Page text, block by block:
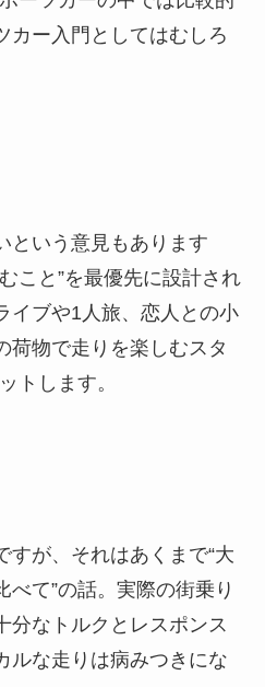
カー入門としてはむしろ
という意見もあります
こと”を最優先に設計され
イブや1人旅、恋人との小
荷物で走りを楽しむスタ
トします。
すが、それはあくまで“大
て”の話。実際の街乗り
分なトルクとレスポンス
ルな走りは病みつきにな